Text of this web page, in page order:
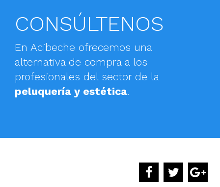
CONSÚLTENOS
En Acibeche ofrecemos una
alternativa de compra a los
profesionales del sector de la
peluquería y estética.